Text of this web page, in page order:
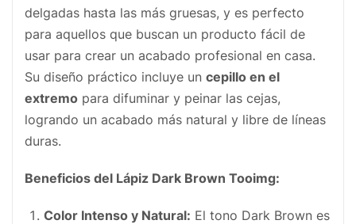
delgadas hasta las más gruesas, y es perfecto
para aquellos que buscan un producto fácil de
usar para crear un acabado profesional en casa.
Su diseño práctico incluye un cepillo en el
extremo para difuminar y peinar las cejas,
logrando un acabado más natural y libre de líneas
duras.
Beneficios del Lápiz Dark Brown Tooimg:
Color Intenso y Natural: El tono Dark Brown es